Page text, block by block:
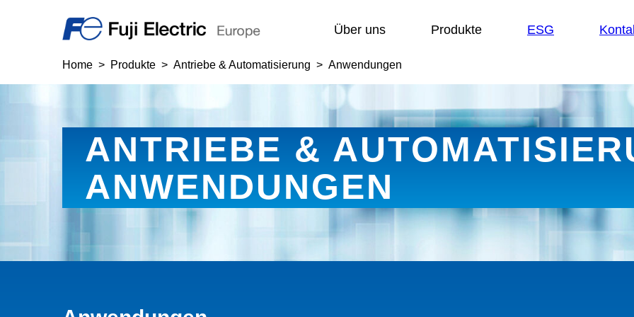
Untermenü anzeigen für:
Über uns Untermenü anzeigen für:
Produkte ESG
Home Produkte Antriebe & Automatisierung Anwendungen
ANTRIEBE &
ANWENDUNGEN